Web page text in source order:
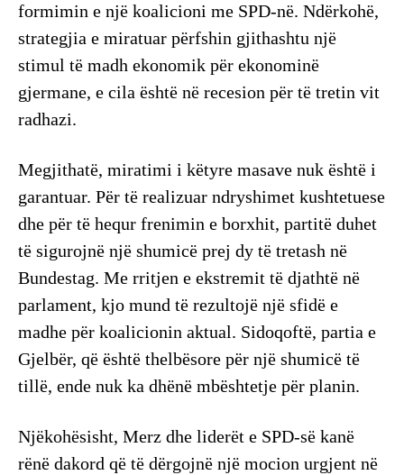
formimin e një koalicioni me SPD-në. Ndërkohë,
strategjia e miratuar përfshin gjithashtu një
stimul të madh ekonomik për ekonominë
gjermane, e cila është në recesion për të tretin vit
radhazi.
Megjithatë, miratimi i këtyre masave nuk është i
garantuar. Për të realizuar ndryshimet kushtetuese
dhe për të hequr frenimin e borxhit, partitë duhet
të sigurojnë një shumicë prej dy të tretash në
Bundestag. Me rritjen e ekstremit të djathtë në
parlament, kjo mund të rezultojë një sfidë e
madhe për koalicionin aktual. Sidoqoftë, partia e
Gjelbër, që është thelbësore për një shumicë të
tillë, ende nuk ka dhënë mbështetje për planin.
Njëkohësisht, Merz dhe liderët e SPD-së kanë
rënë dakord që të dërgojnë një mocion urgjent në